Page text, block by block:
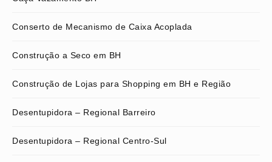
Conserto de Mecanismo de Caixa Acoplada
Construção a Seco em BH
Construção de Lojas para Shopping em BH e Região
Desentupidora – Regional Barreiro
Desentupidora – Regional Centro-Sul